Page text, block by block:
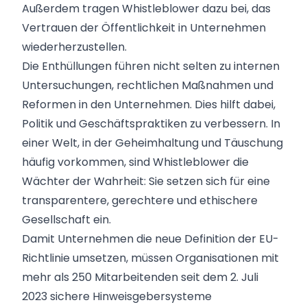
Außerdem tragen Whistleblower dazu bei, das
Vertrauen der Öffentlichkeit in Unternehmen
wiederherzustellen.
Die Enthüllungen führen nicht selten zu internen
Untersuchungen, rechtlichen Maßnahmen und
Reformenin den Unternehmen. Dies hilft dabei,
Politik und Geschäftspraktiken zu verbessern. In
einer Welt, in der Geheimhaltung und Täuschung
häufig vorkommen, sind Whistleblower die
Wächter der Wahrheit: Sie setzen sich für eine
transparentere, gerechtere und ethischere
Gesellschaft ein.
Damit Unternehmen die neue Definition der EU-
Richtlinie umsetzen, müssen Organisationen mit
mehr als 250 Mitarbeitenden seit dem 2. Juli
2023 sichere Hinweisgebersysteme